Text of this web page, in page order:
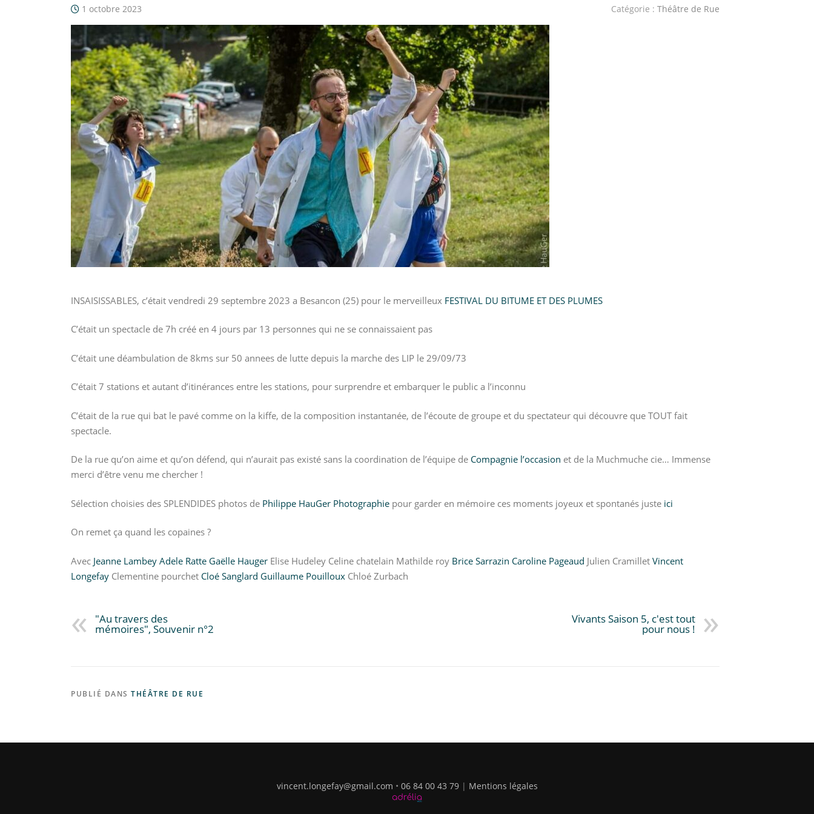
1 octobre 2023 Catégorie : Théâtre de Rue
INSAISISSABLES, c’était vendredi 29 septembre 2023 a Besancon (25) pour le merveilleux FESTIVAL DU BITUME ET DES PLUMES
C’était un spectacle de 7h créé en 4 jours par 13 personnes qui ne se connaissaient pas
C’était une déambulation de 8kms sur 50 annees de lutte depuis la marche des LIP le 29/09/73
C’était 7 stations et autant d’itinérances entre les stations, pour surprendre et embarquer le public a l’inconnu
C’était de la rue qui bat le pavé comme on la kiffe, de la composition instantanée, de l’écoute de groupe et du spectateur qui découvre que TOUT fait
spectacle.
De la rue qu’on aime et qu’on défend, qui n’aurait pas existé sans la coordination de l’équipe de Compagnie l’occasion et de la Muchmuche cie… Immense
merci d’être venu me chercher !
Sélection choisies des SPLENDIDES photos de Philippe HauGer Photographie pour garder en mémoire ces moments joyeux et spontanés juste ici
On remet ça quand les copaines ?
Avec Jeanne Lambey Adele Ratte Gaëlle Hauger Elise Hudeley Celine chatelain Mathilde roy Brice Sarrazin Caroline Pageaud Julien Cramillet Vincent
Longefay Clementine pourchet Cloé Sanglard Guillaume Pouilloux Chloé Zurbach
"Au travers des
mémoires", Souvenir n°2
Vivants Saison 5, c'est tout
pour nous !
PUBLIÉ DANS THÉÂTRE DE RUE
vincent.longefay@gmail.com • 06 84 00 43 79| Mentions légales